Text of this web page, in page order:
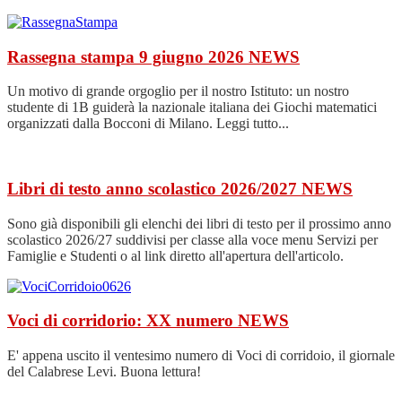
Rassegna stampa 9 giugno 2026 NEWS
Un motivo di grande orgoglio per il nostro Istituto: un nostro
studente di 1B guiderà la nazionale italiana dei Giochi matematici
organizzati dalla Bocconi di Milano. Leggi tutto...
Libri di testo anno scolastico 2026/2027 NEWS
Sono già disponibili gli elenchi dei libri di testo per il prossimo anno
scolastico 2026/27 suddivisi per classe alla voce menu Servizi per
Famiglie e Studenti o al link diretto all'apertura dell'articolo.
Voci di corridorio: XX numero NEWS
E' appena uscito il ventesimo numero di Voci di corridoio, il giornale
del Calabrese Levi. Buona lettura!